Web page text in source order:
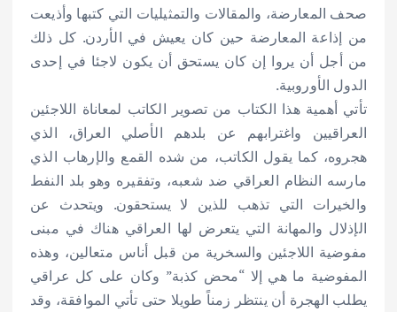
صحف المعارضة، والمقالات والتمثيليات التي كتبها وأذيعت
من إذاعة المعارضة حين كان يعيش في الأردن. كل ذلك
من أجل أن يروا إن كان يستحق أن يكون لاجئا في إحدى
الدول الأوروبية.
تأتي أهمية هذا الكتاب من تصوير الكاتب لمعاناة اللاجئين
العراقيين واغترابهم عن بلدهم الأصلي العراق، الذي
هجروه، كما يقول الكاتب، من شده القمع والإرهاب الذي
مارسه النظام العراقي ضد شعبه، وتفقيره وهو بلد النفط
والخيرات التي تذهب للذين لا يستحقون. ويتحدث عن
الإذلال والمهانة التي يتعرض لها العراقي هناك في مبنى
مفوضية اللاجئين والسخرية من قبل أناس متعالين، وهذه
المفوضية ما هي إلا “محض كذبة” وكان على كل عراقي
يطلب الهجرة أن ينتظر زمناً طويلا حتى تأتي الموافقة، وقد